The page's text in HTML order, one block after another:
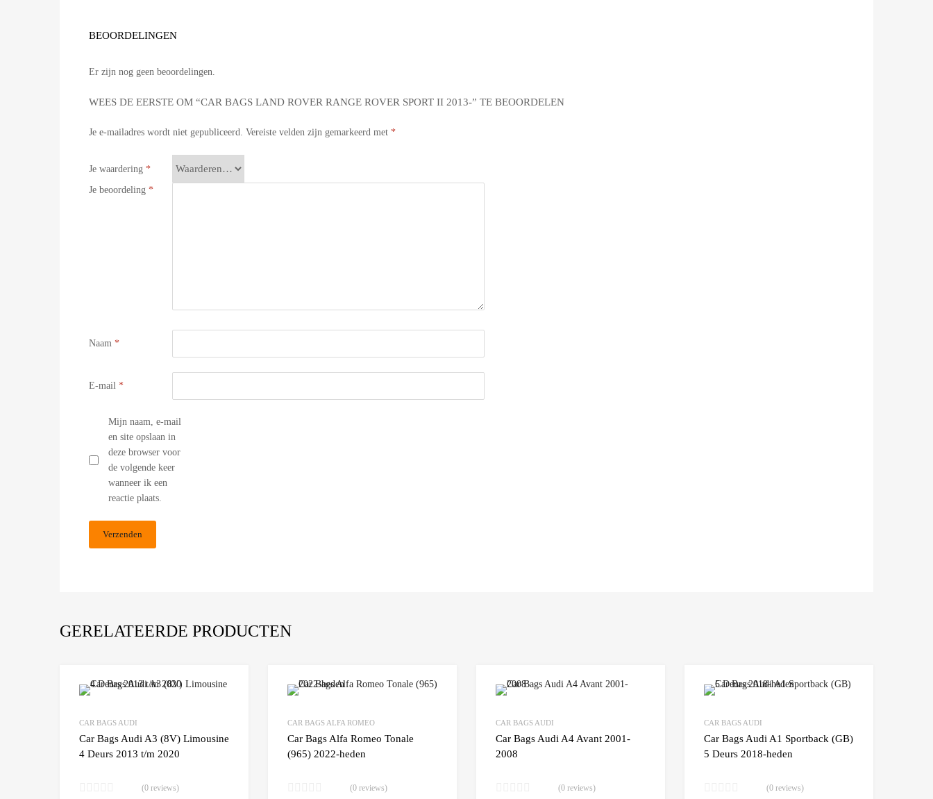
BEOORDELINGEN
Er zijn nog geen beoordelingen.
WEES DE EERSTE OM “CAR BAGS LAND ROVER RANGE ROVER SPORT II 2013-” TE BEOORDELEN
Je e-mailadres wordt niet gepubliceerd. Vereiste velden zijn gemarkeerd met *
Je waardering *
Je beoordeling *
Naam *
E-mail *
Mijn naam, e-mail
en site opslaan in
deze browser voor
de volgende keer
wanneer ik een
reactie plaats.
GERELATEERDE PRODUCTEN
Add to Wishlist
CAR BAGS AUDI
Car Bags Audi A3 (8V) Limousine
4 Deurs 2013 t/m 2020
(0 reviews)
Add to Wishlist
CAR BAGS ALFA ROMEO
Car Bags Alfa Romeo Tonale
(965) 2022-heden
(0 reviews)
Add to Wishlist
CAR BAGS AUDI
Car Bags Audi A4 Avant 2001-
2008
(0 reviews)
CAR BAGS AUDI
Car Bags Audi A1 Sportback (GB)
5 Deurs 2018-heden
(0 reviews)